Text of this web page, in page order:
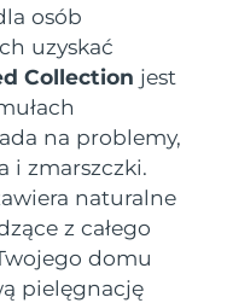
osób
uzyskać
Collection jest
na problemy,
i zmarszczki.
naturalne
z całego
domu
pielęgnację